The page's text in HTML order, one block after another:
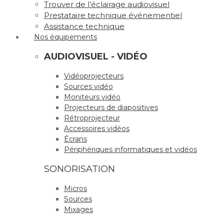
Trouver de l’éclairage audiovisuel
Prestataire technique événementiel
Assistance technique
Nos équipements
AUDIOVISUEL - VIDÉO
Vidéoprojecteurs
Sources vidéo
Moniteurs vidéo
Projecteurs de diapositives
Rétroprojecteur
Accessoires vidéos
Écrans
Périphériques informatiques et vidéos
SONORISATION
Micros
Sources
Mixages